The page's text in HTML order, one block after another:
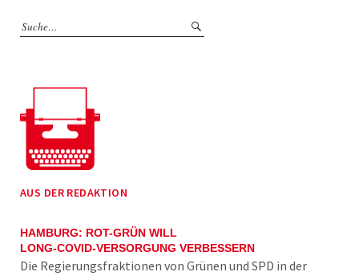
AUS DER REDAKTION
HAMBURG: ROT-GRÜN WILL
LONG-COVID-VERSORGUNG VERBESSERN
Die Regierungsfraktionen von Grünen und SPD in der